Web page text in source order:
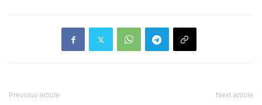
Previous article Next article